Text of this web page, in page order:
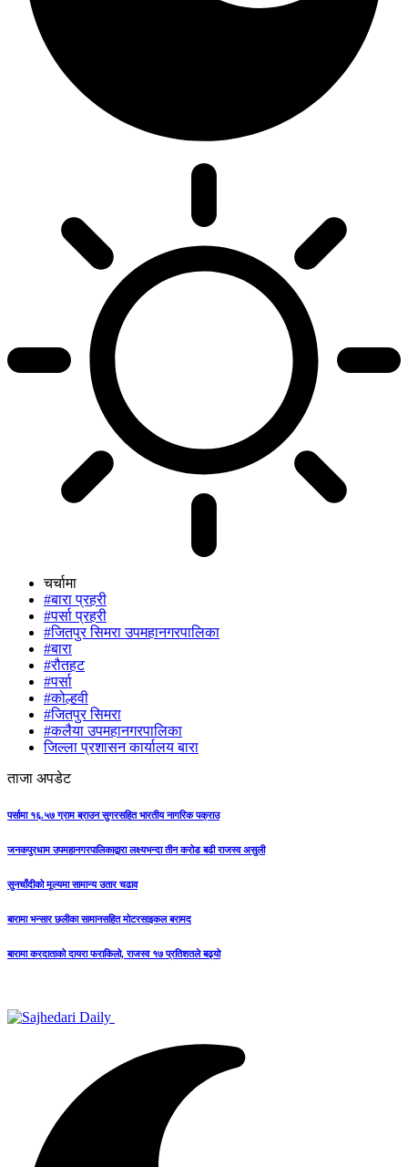
चर्चामा
#बारा प्रहरी
#पर्सा प्रहरी
#जितपुर सिमरा उपमहानगरपालिका
#बारा
#रौतहट
#पर्सा
#कोल्हवी
#जितपुर सिमरा
#कलैया उपमहानगरपालिका
जिल्ला प्रशासन कार्यालय बारा
ताजा अपडेट
पर्सामा १६.५७ ग्राम ब्राउन सुगरसहित भारतीय नागरिक पक्राउ
जनकपुरधाम उपमहानगरपालिकाद्वारा लक्ष्यभन्दा तीन करोड बढी राजस्व असुली
सुनचाँदीको मूल्यमा सामान्य उतार चढाव
बारामा भन्सार छलीका सामानसहित मोटरसाइकल बरामद
बारामा करदाताको दायरा फराकिलो, राजस्व १७ प्रतिशतले बढ्यो